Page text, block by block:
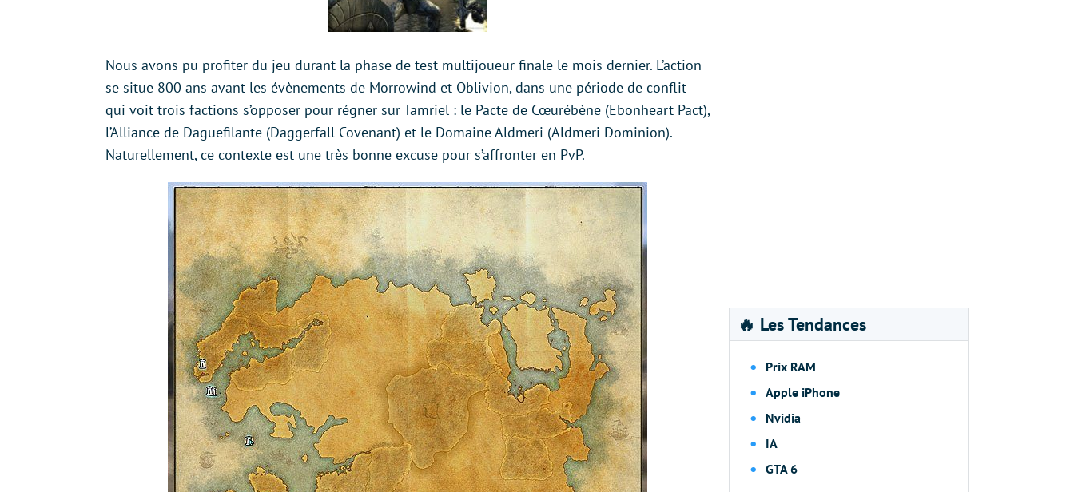
Nous avons pu profiter du jeu durant la phase de test multijoueur finale le mois dernier. L’action
se situe 800 ans avant les évènements de Morrowind et Oblivion, dans une période de conflit
qui voit trois factions s’opposer pour régner sur Tamriel : le Pacte de Cœurébène (Ebonheart Pact),
l’Alliance de Daguefilante (Daggerfall Covenant) et le Domaine Aldmeri (Aldmeri Dominion).
Naturellement, ce contexte est une très bonne excuse pour s’affronter en PvP.
🔥 Les Tendances
Prix RAM
Apple iPhone
Nvidia
IA
GTA 6